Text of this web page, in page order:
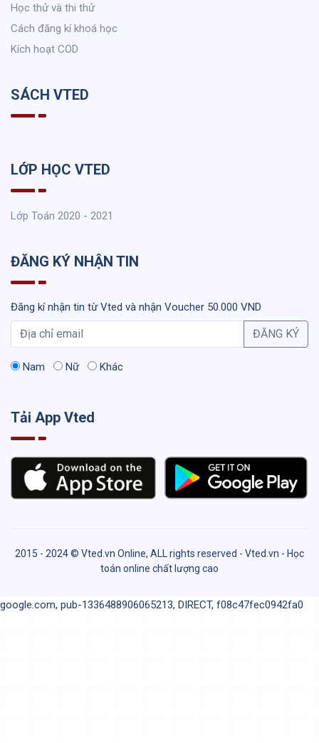
Học thử và thi thử
Cách đăng kí khoá học
Kích hoạt COD
SÁCH VTED
LỚP HỌC VTED
Lớp Toán 2020 - 2021
ĐĂNG KÝ NHẬN TIN
Đăng kí nhận tin từ Vted và nhận Voucher 50.000 VND
ĐĂNG KÝ
Nam Nữ Khác
Tải App Vted
2015 - 2024 © Vted.vn Online, ALL rights reserved - Vted.vn - Học
toán online chất lượng cao
google.com, pub-1336488906065213, DIRECT, f08c47fec0942fa0